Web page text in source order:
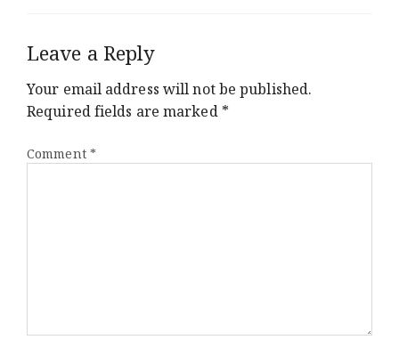
Leave a Reply
Your email address will not be published.
Required fields are marked *
Comment *